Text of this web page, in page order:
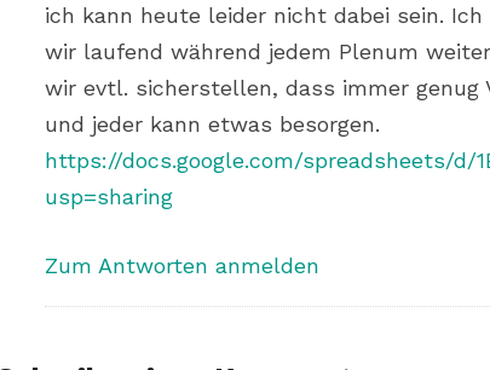
ich kann heute leider nicht dabei sein.
wir laufend während jedem Plenum
wir evtl. sicherstellen, dass immer genug
und jeder kann etwas besorgen.
https://docs.google.com/spreadsheets/d/
usp=sharing
Zum Antworten anmelden